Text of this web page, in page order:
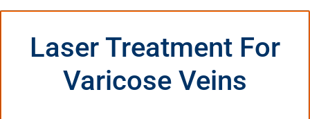
Laser Treatment For
Varicose Veins